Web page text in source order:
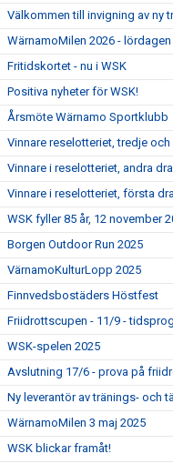
Välkommen till invigning av ny
WärnamoMilen 2026 - lördagen
Fritidskortet - nu i WSK
Positiva nyheter för WSK!
Årsmöte Wärnamo Sportklubb
Vinnare reselotteriet, tredje
Vinnare i reselotteriet, andra
Vinnare i reselotteriet, första
WSK fyller 85 år, 12 november
Borgen Outdoor Run 2025
VärnamoKulturLopp 2025
Finnvedsbostäders Höstfest
Friidrottscupen - 11/9 -
WSK-spelen 2025
Avslutning 17/6 - prova på
Ny leverantör av tränings- och
WärnamoMilen 3 maj 2025
WSK blickar framåt!